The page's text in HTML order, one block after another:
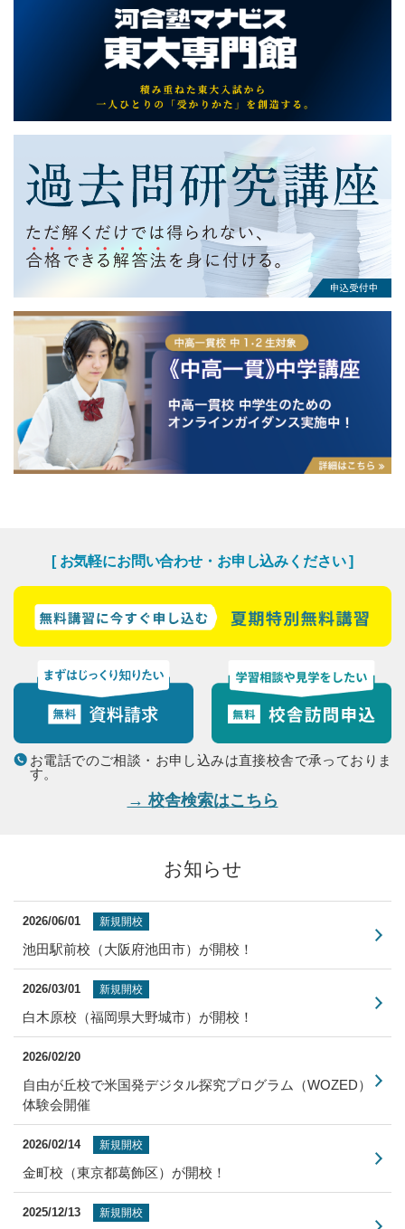
[ お気軽にお問い合わせ・お申し込みください ]
お電話でのご相談・お申し込みは直接校舎で承っておりま
す。
→ 校舎検索はこちら
お知らせ
2026/06/01 新規開校
池田駅前校（大阪府池田市）が開校！
2026/03/01 新規開校
白木原校（福岡県大野城市）が開校！
2026/02/20
自由が丘校で米国発デジタル探究プログラム（WOZED）
体験会開催
2026/02/14 新規開校
金町校（東京都葛飾区）が開校！
2025/12/13 新規開校